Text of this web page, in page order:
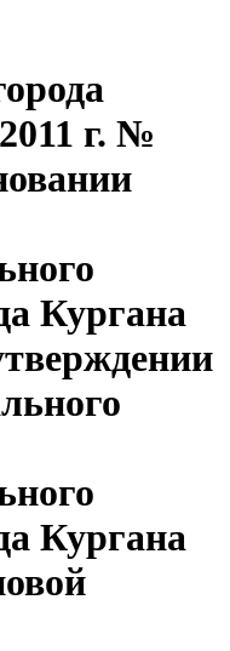
г. №
Кургана
Кургана